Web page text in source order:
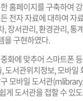
홈페이지를 구축하여
전자 자료에 대하여 자
, 장서관리, 환경관리, 통
을 구현하였다.
화에 맞추어 스마트폰
도서관위치정보, 모바일
모바일 도서관(
게 도서관을 접할 수 있